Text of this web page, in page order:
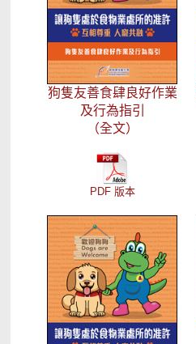
狗隻友善食肆良好作業
及行為指引
（全文）
PDF 版本